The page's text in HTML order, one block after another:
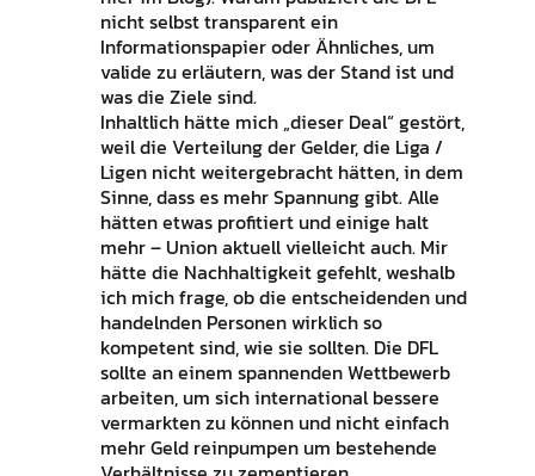
nicht selbst transparent ein
Informationspapier oder Ähnliches, um
valide zu erläutern, was der Stand ist und
was die Ziele sind.
Inhaltlich hätte mich „dieser Deal“ gestört,
weil die Verteilung der Gelder, die Liga /
Ligen nicht weitergebracht hätten, in dem
Sinne, dass es mehr Spannung gibt. Alle
hätten etwas profitiert und einige halt
mehr – Union aktuell vielleicht auch. Mir
hätte die Nachhaltigkeit gefehlt, weshalb
ich mich frage, ob die entscheidenden und
handelnden Personen wirklich so
kompetent sind, wie sie sollten. Die DFL
sollte an einem spannenden Wettbewerb
arbeiten, um sich international bessere
vermarkten zu können und nicht einfach
mehr Geld reinpumpen um bestehende